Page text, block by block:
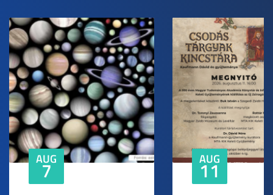
AUG
7 AUG
11